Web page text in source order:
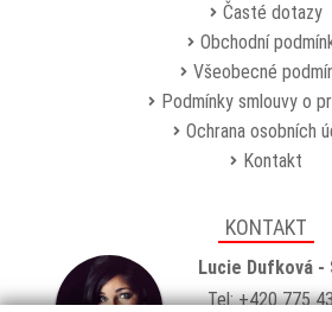
Časté dotazy
Obchodní
Všeobecné
Podmínky smlouvy o
Ochrana osobních
Kontakt
KONTAKT
Lucie Dufková
Tel: +420 775